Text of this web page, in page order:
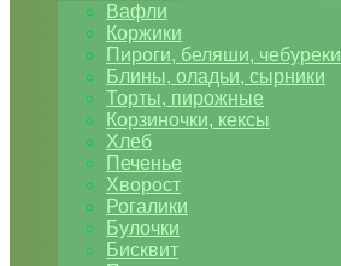
Вафли
Коржики
Пироги, беляши, чебуреки
Блины, оладьи, сырники
Торты, пирожные
Корзиночки, кексы
Хлеб
Печенье
Хворост
Рогалики
Булочки
Бисквит